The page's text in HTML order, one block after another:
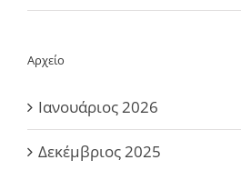
Αρχείο
Ιανουάριος 2026
Δεκέμβριος 2025